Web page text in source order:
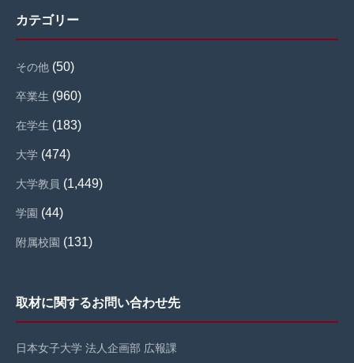
カテゴリー
その他 (50)
卒業生 (960)
在学生 (183)
大学 (474)
大学教員 (1,449)
学園 (44)
附属校園 (131)
取材に関するお問い合わせ先
日本女子大学 法人企画部 広報課